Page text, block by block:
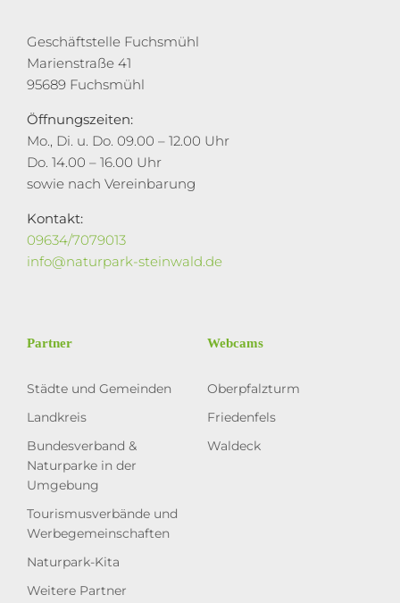
Geschäftstelle Fuchsmühl
Marienstraße 41
95689 Fuchsmühl
Öffnungszeiten:
Mo., Di. u. Do. 09.00 – 12.00 Uhr
Do. 14.00 – 16.00 Uhr
sowie nach Vereinbarung
Kontakt:
09634/7079013
info@naturpark-steinwald.de
Partner
Städte und Gemeinden
Landkreis
Bundesverband &
Naturparke in der
Umgebung
Tourismusverbände und
Werbegemeinschaften
Naturpark-Kita
Weitere Partner
Webcams
Oberpfalzturm
Friedenfels
Waldeck